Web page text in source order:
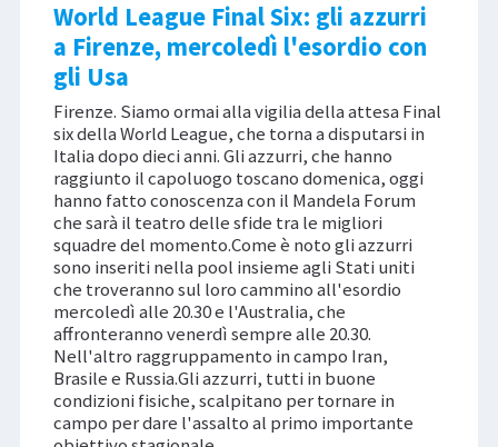
World League Final Six: gli azzurri
a Firenze, mercoledì l'esordio con
gli Usa
Firenze. Siamo ormai alla vigilia della attesa Final
six della World League, che torna a disputarsi in
Italia dopo dieci anni. Gli azzurri, che hanno
raggiunto il capoluogo toscano domenica, oggi
hanno fatto conoscenza con il Mandela Forum
che sarà il teatro delle sfide tra le migliori
squadre del momento.Come è noto gli azzurri
sono inseriti nella pool insieme agli Stati uniti
che troveranno sul loro cammino all'esordio
mercoledì alle 20.30 e l'Australia, che
affronteranno venerdì sempre alle 20.30.
Nell'altro raggruppamento in campo Iran,
Brasile e Russia.Gli azzurri, tutti in buone
condizioni fisiche, scalpitano per tornare in
campo per dare l'assalto al primo importante